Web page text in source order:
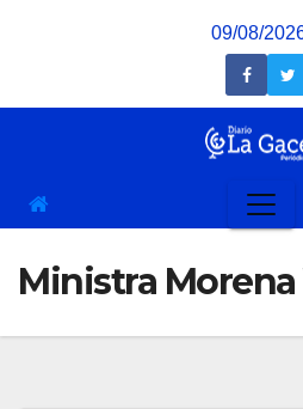
09/08/
Ministra Morena